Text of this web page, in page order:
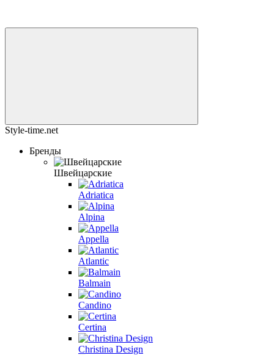
Style-time.net
Бренды
Швейцарские
Adriatica
Alpina
Appella
Atlantic
Balmain
Candino
Certina
Christina Design